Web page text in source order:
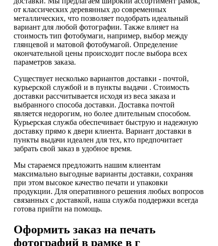
от классических деревянных до современных
металлических, что позволяет подобрать идеальный
вариант для любой фотографии. Также влияет на
стоимость тип фотобумаги, например, выбор между
глянцевой и матовой фотобумагой. Определение
окончательной цены происходит после выбора всех
параметров заказа.
Существует несколько вариантов доставки - почтой,
курьерской службой и в пункты выдачи . Стоимость
доставки рассчитывается исходя из веса заказа и
выбранного способа доставки. Доставка почтой
является недорогим, но более длительным способом.
Курьерская служба обеспечивает быструю и надежную
доставку прямо к двери клиента. Вариант доставки в
пункты выдачи идеален для тех, кто предпочитает
забрать свой заказ в удобное время.
Мы стараемся предложить нашим клиентам
максимально выгодные варианты доставки, сохраняя
при этом высокое качество печати и упаковки
продукции. Для оперативного решения любых вопросов
связанных с доставкой, наша служба поддержки всегда
готова прийти на помощь.
Оформить заказ на печать
фотографий в рамке в г